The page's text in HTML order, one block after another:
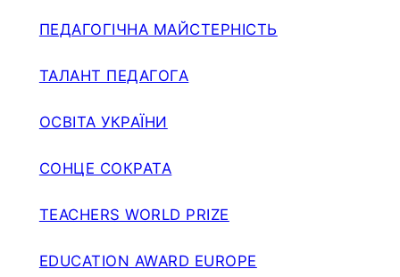
ПЕДАГОГІЧНА МАЙСТЕРНІСТЬ
ТАЛАНТ ПЕДАГОГА
ОСВІТА УКРАЇНИ
СОНЦЕ СОКРАТА
TEACHERS WORLD PRIZE
EDUCATION AWARD EUROPE